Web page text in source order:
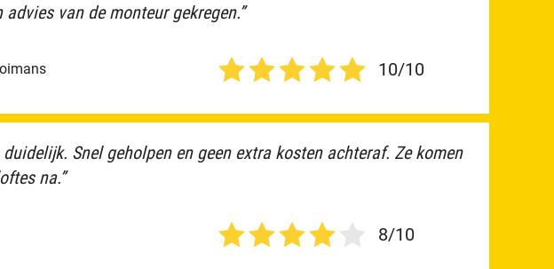
advies van de monteur gekregen.”
10/10
duidelijk. Snel geholpen en geen extra kosten achteraf. Ze komen
na.”
8/10